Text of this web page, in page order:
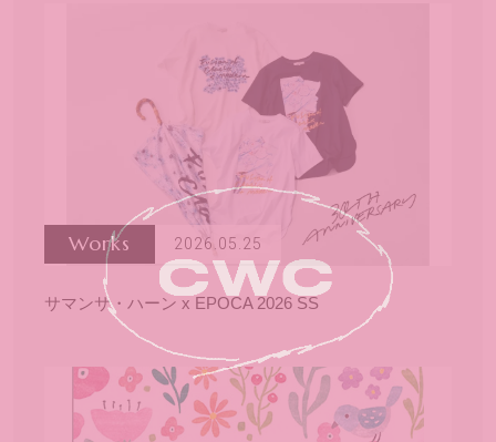
Works 2026.05.25
サマンサ・ハーン x EPOCA 2026 SS